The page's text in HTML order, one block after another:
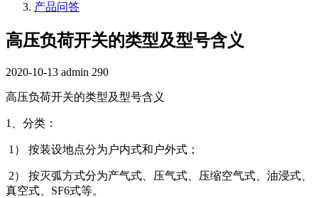
产品问答
高压负荷开关的类型及型号含义
2020-10-13 admin 290
高压负荷开关的类型及型号含义
1、分类：
1） 按装设地点分为户内式和户外式；
2） 按灭弧方式分为产气式、压气式、压缩空气式、油浸式、
真空式、SF6式等。